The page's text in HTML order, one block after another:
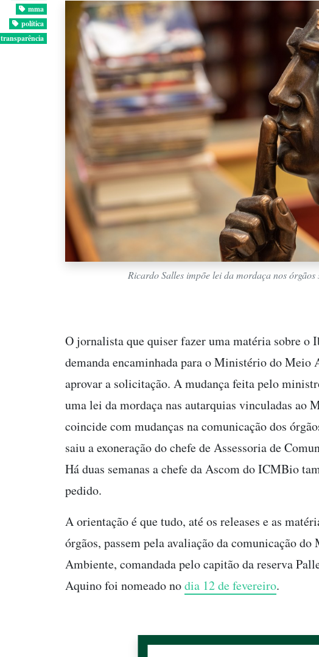
mma
política
transparência
Ricardo Salles impõe lei da mordaça nos
O jornalista que quiser fazer uma matéria sobre o
demanda encaminhada para o Ministério do Meio
aprovar a solicitação. A mudança feita pelo
uma lei da mordaça nas autarquias vinculadas ao
coincide com mudanças na comunicação dos
saiu a exoneração do chefe de Assessoria de
Há duas semanas a chefe da Ascom do ICMBio
pedido.
A orientação é que tudo, até os releases e as
órgãos, passem pela avaliação da comunicação
Ambiente, comandada pelo capitão da reserva
Aquino foi nomeado nodia 12 de fevereiro.